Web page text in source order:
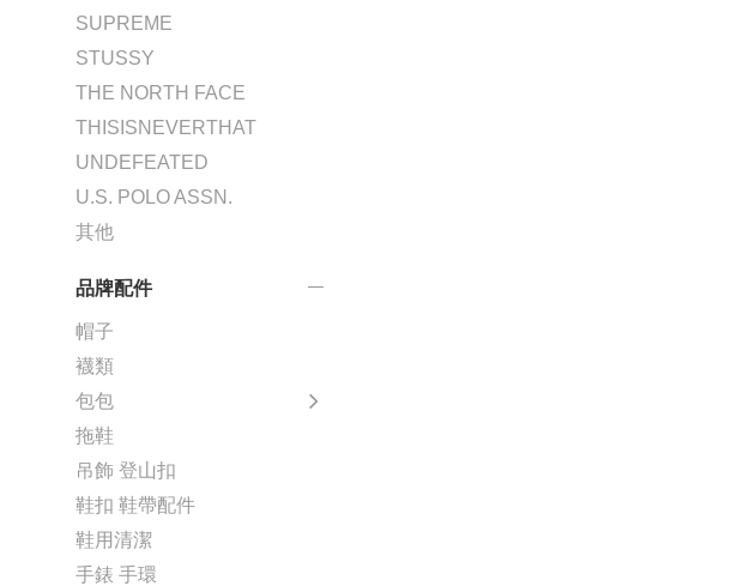
SUPREME
STUSSY
THE NORTH FACE
THISISNEVERTHAT
UNDEFEATED
U.S. POLO ASSN.
其他
品牌配件
帽子
襪類
包包
拖鞋
吊飾 登山扣
鞋扣 鞋帶配件
鞋用清潔
手錶 手環